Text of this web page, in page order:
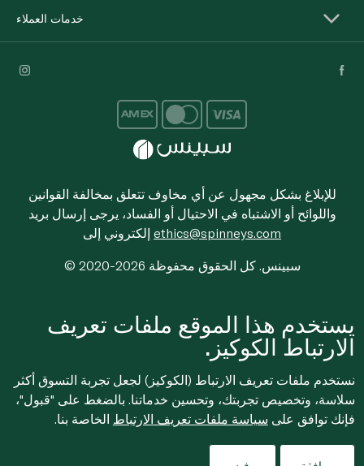
خدمات العملاء
للإبلاغ بشكل مجهول عن أي مخاوف تتعلق بمخالفة القوانين
واللوائح أو الاشتباه في الاحتيال أو الفساد، يرجى إرسال بريد
ethics@spinneys.com
© 2020-2026 سبينس. كل الحقوق محفوظة
يستخدم هذا الموقع ملفات تعريف
الارتباط الكوكيز.
نستخدم ملفات تعريف الارتباط (الكوكيز) لجعل تجربة التسوق أكثر
سلاسة، وتخصيص تجربتك، وتحسين خدماتنا. بالضغط على "قبول"،
فإنك توافق على سياسة ملفات تعريف الارتباط الخاصة بنا.